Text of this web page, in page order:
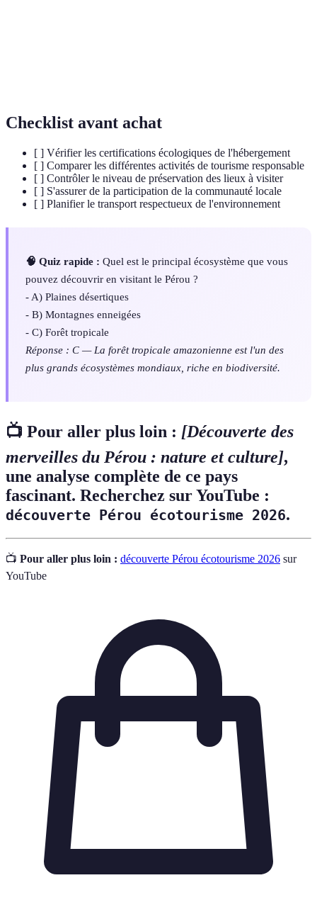
Checklist avant achat
[ ] Vérifier les certifications écologiques de l'hébergement
[ ] Comparer les différentes activités de tourisme responsable
[ ] Contrôler le niveau de préservation des lieux à visiter
[ ] S'assurer de la participation de la communauté locale
[ ] Planifier le transport respectueux de l'environnement
🧠 Quiz rapide : Quel est le principal écosystème que vous
pouvez découvrir en visitant le Pérou ?
- A) Plaines désertiques
- B) Montagnes enneigées
- C) Forêt tropicale
Réponse : C — La forêt tropicale amazonienne est l'un des
plus grands écosystèmes mondiaux, riche en biodiversité.
📺 Pour aller plus loin : [Découverte des
merveilles du Pérou : nature et culture],
une analyse complète de ce pays
fascinant. Recherchez sur YouTube :
découverte Pérou écotourisme 2026.
📺 Pour aller plus loin : découverte Pérou écotourisme 2026 sur
YouTube